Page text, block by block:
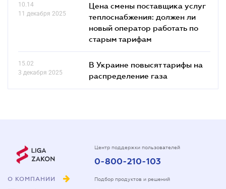
10.14
11 декабря 2025
Цена смены поставщика услуг
теплоснабжения: должен ли
новый оператор работать по
старым тарифам
15.02
3 декабря 2025
В Украине повысят тарифы на
распределение газа
О КОМПАНИИ
Центр поддержки пользователей
0-800-210-103
Подбор продуктов и решений